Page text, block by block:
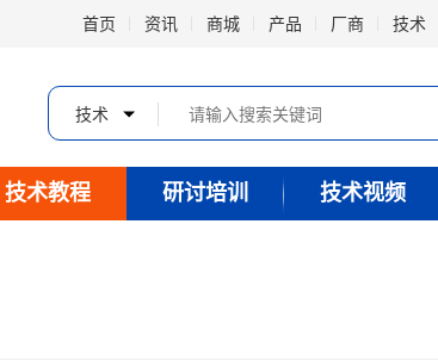
首页 资讯 商城 产品 厂商 技术
技术
技术教程 研讨培训 技术视频